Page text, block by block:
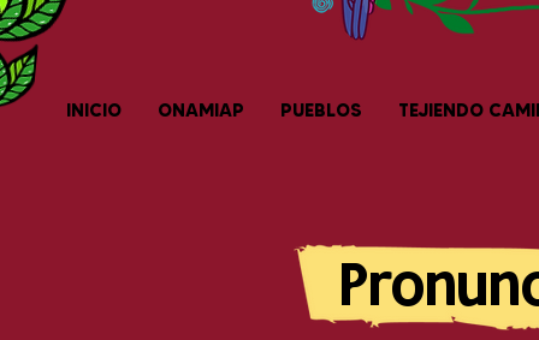
INICIO ONAMIAP PUEBLOS TEJIENDO